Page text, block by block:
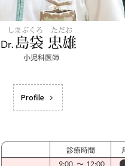
Profile